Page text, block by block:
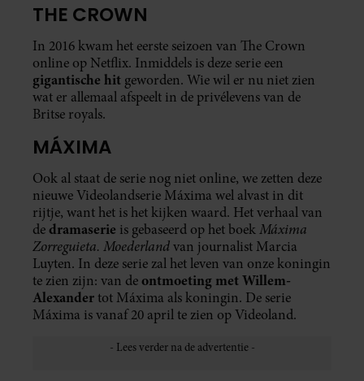
THE CROWN
In 2016 kwam het eerste seizoen van The Crown
online op Netflix. Inmiddels is deze serie een
gigantische hit geworden. Wie wil er nu niet zien
wat er allemaal afspeelt in de privélevens van de
Britse royals.
MÁXIMA
Ook al staat de serie nog niet online, we zetten deze
nieuwe Videolandserie Máxima wel alvast in dit
rijtje, want het is het kijken waard. Het verhaal van
dedramaserie is gebaseerd op het boekMáxima
Zorreguieta. Moederlandvan journalist Marcia
Luyten. In deze serie zal het leven van onze koningin
te zien zijn: van deontmoeting met Willem-
Alexander tot Máxima als koningin. De serie
Máxima is vanaf 20 april te zien op Videoland.